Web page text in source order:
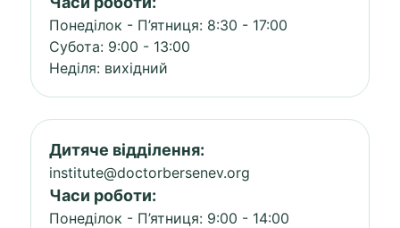
Понеділок - П’ятниця: 8:30 - 17:00
Субота: 9:00 - 13:00
Неділя: вихідний
Дитяче відділення:
institute@doctorbersenev.org
Часи роботи:
Понеділок - П’ятниця: 9:00 - 14:00